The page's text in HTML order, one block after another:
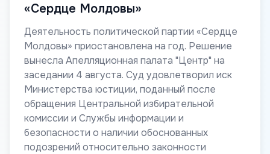
«Сердце Молдовы»
Деятельность политической партии «Сердце
Молдовы» приостановлена на год. Решение
вынесла Апелляционная палата "Центр" на
заседании 4 августа. Суд удовлетворил иск
Министерства юстиции, поданный после
обращения Центральной избирательной
комиссии и Службы информации и
безопасности о наличии обоснованных
подозрений относительно законности